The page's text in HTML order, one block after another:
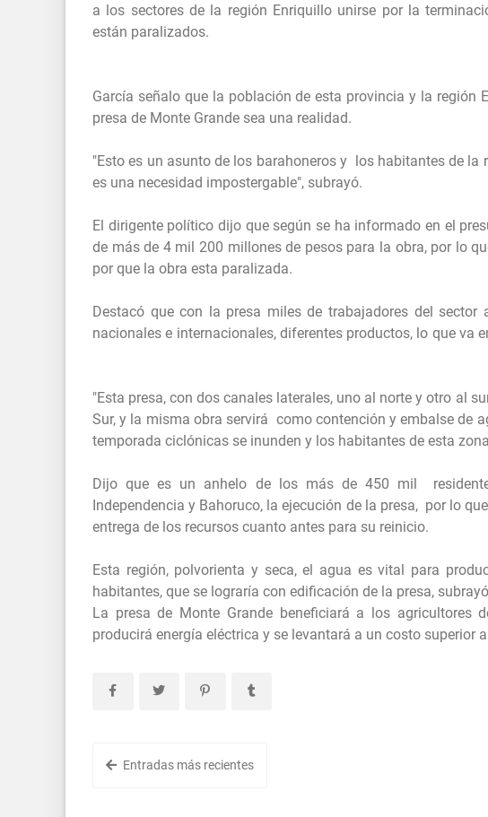
a los sectores de la región Enriquillo unirse por la
están paralizados.
García señalo que la población de esta provincia y la región
presa de Monte Grande sea una realidad.
"Esto es un asunto de los barahoneros y los habitantes de la
es una necesidad impostergable", subrayó.
El dirigente político dijo que según se ha informado en el
de más de 4 mil 200 millones de pesos para la obra, por lo
por que la obra esta paralizada.
Destacó que con la presa miles de trabajadores del
nacionales e internacionales, diferentes productos, lo que va
"Esta presa, con dos canales laterales, uno al norte y otro al
Sur, y la misma obra servirá como contención y embalse de
temporada ciclónicas se inunden y los habitantes de esta
Dijo que es un anhelo de los más de 450 mil
Independencia y Bahoruco, la ejecución de la presa, por lo
entrega de los recursos cuanto antes para su reinicio.
Esta región, polvorienta y seca, el agua es vital para
habitantes, que se lograría con edificación de la presa,
La presa de Monte Grande beneficiará a los agricultores
producirá energía eléctrica y se levantará a un costo superior
Entradas más recientes